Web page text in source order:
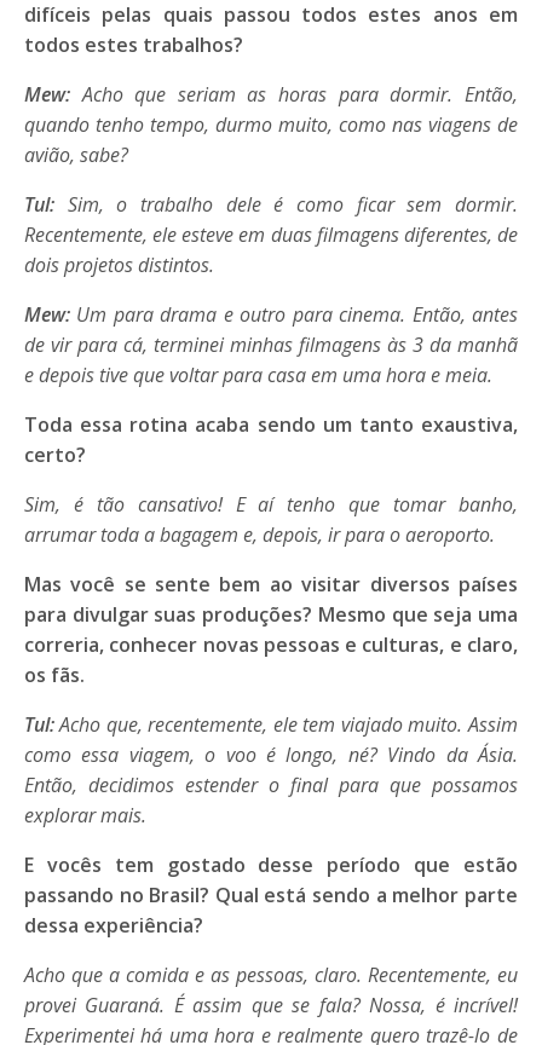
difíceis pelas quais passou todos estes anos em
todos estes trabalhos?
Mew: Acho que seriam as horas para dormir. Então,
quando tenho tempo, durmo muito, como nas viagens de
avião, sabe?
Tul: Sim, o trabalho dele é como ficar sem dormir.
Recentemente, ele esteve em duas filmagens diferentes, de
dois projetos distintos.
Mew: Um para drama e outro para cinema. Então, antes
de vir para cá, terminei minhas filmagens às 3 da manhã
e depois tive que voltar para casa em uma hora e meia.
Toda essa rotina acaba sendo um tanto exaustiva,
certo?
Sim, é tão cansativo! E aí tenho que tomar banho,
arrumar toda a bagagem e, depois, ir para o aeroporto.
Mas você se sente bem ao visitar diversos países
para divulgar suas produções? Mesmo que seja uma
correria, conhecer novas pessoas e culturas, e claro,
os fãs.
Tul:Acho que, recentemente, ele tem viajado muito. Assim
como essa viagem, o voo é longo, né? Vindo da Ásia.
Então, decidimos estender o final para que possamos
explorar mais.
E vocês tem gostado desse período que estão
passando no Brasil? Qual está sendo a melhor parte
dessa experiência?
Acho que a comida e as pessoas, claro. Recentemente, eu
provei Guaraná. É assim que se fala? Nossa, é incrível!
Experimentei há uma hora e realmente quero trazê-lo de